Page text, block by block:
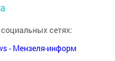
сетях:
- Мензеля-информ